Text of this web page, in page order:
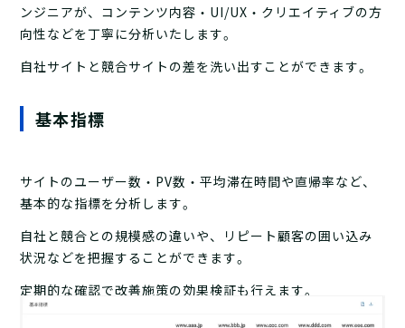
ンジニアが、コンテンツ内容・UI/UX・クリエイティブの方
向性などを丁寧に分析いたします。
自社サイトと競合サイトの差を洗い出すことができます。
基本指標
サイトのユーザー数・PV数・平均滞在時間や直帰率など、
基本的な指標を分析します。
自社と競合との規模感の違いや、リピート顧客の囲い込み
状況などを把握することができます。
定期的な確認で改善施策の効果検証も行えます。